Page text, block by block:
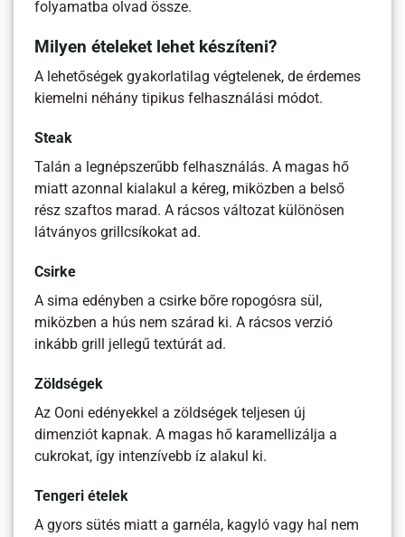
folyamatba olvad össze.
Milyen ételeket lehet készíteni?
A lehetőségek gyakorlatilag végtelenek, de érdemes
kiemelni néhány tipikus felhasználási módot.
Steak
Talán a legnépszerűbb felhasználás. A magas hő
miatt azonnal kialakul a kéreg, miközben a belső
rész szaftos marad. A rácsos változat különösen
látványos grillcsíkokat ad.
Csirke
A sima edényben a csirke bőre ropogósra sül,
miközben a hús nem szárad ki. A rácsos verzió
inkább grill jellegű textúrát ad.
Zöldségek
Az Ooni edényekkel a zöldségek teljesen új
dimenziót kapnak. A magas hő karamellizálja a
cukrokat, így intenzívebb íz alakul ki.
Tengeri ételek
A gyors sütés miatt a garnéla, kagyló vagy hal nem